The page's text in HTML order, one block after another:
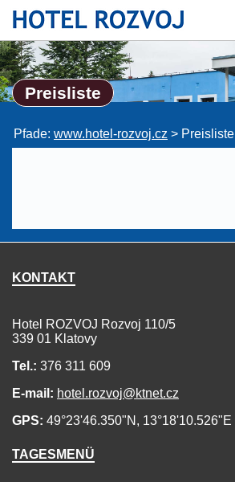
Preisliste
Pfade: www.hotel-rozvoj.cz > Preisliste
KONTAKT
Hotel ROZVOJ Rozvoj 110/5
339 01 Klatovy
Tel.: 376 311 609
E-mail: hotel.rozvoj@ktnet.cz
GPS: 49°23'46.350"N, 13°18'10.526"E
TAGESMENÜ